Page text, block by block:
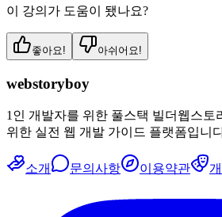
이 강의가 도움이 됐나요?
좋아요! 아쉬어요!
webstoryboy
1인 개발자를 위한 풀스택 빌더 웹스토
위한 실전 웹 개발 가이드 플랫폼입니
소개 문의사항 이용약관